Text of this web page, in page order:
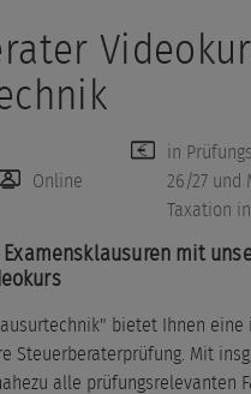
Online
in
26/27 und
Taxation
mit
bietet Ihnen eine
Steuerberaterprüfung. Mit
alle prüfungsrelevanten